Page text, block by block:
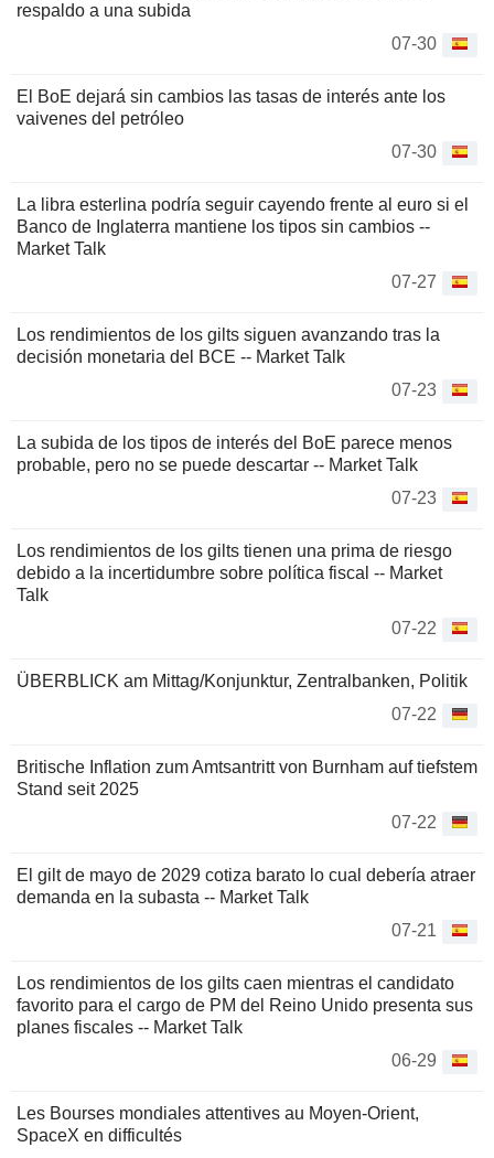
respaldo a una subida
07-30
El BoE dejará sin cambios las tasas de interés ante los
vaivenes del petróleo
07-30
La libra esterlina podría seguir cayendo frente al euro si el
Banco de Inglaterra mantiene los tipos sin cambios --
Market Talk
07-27
Los rendimientos de los gilts siguen avanzando tras la
decisión monetaria del BCE -- Market Talk
07-23
La subida de los tipos de interés del BoE parece menos
probable, pero no se puede descartar -- Market Talk
07-23
Los rendimientos de los gilts tienen una prima de riesgo
debido a la incertidumbre sobre política fiscal -- Market
Talk
07-22
ÜBERBLICK am Mittag/Konjunktur, Zentralbanken, Politik
07-22
Britische Inflation zum Amtsantritt von Burnham auf tiefstem
Stand seit 2025
07-22
El gilt de mayo de 2029 cotiza barato lo cual debería atraer
demanda en la subasta -- Market Talk
07-21
Los rendimientos de los gilts caen mientras el candidato
favorito para el cargo de PM del Reino Unido presenta sus
planes fiscales -- Market Talk
06-29
Les Bourses mondiales attentives au Moyen-Orient,
SpaceX en difficultés